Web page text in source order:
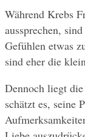
Während Krebs
aussprechen,
Gefühlen etwas
sind eher die
Dennoch liegt
schätzt es, seine